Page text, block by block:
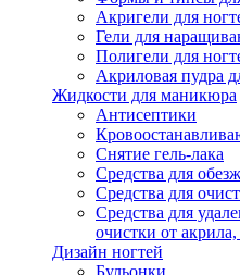
Акригели для
Гели для
Полигели для
Акриловая пудра
Жидкости для маникюра
Антисептики
Снятие гель-лака
Средства для
Средства для
Средства для
очистки от акрила,
Дизайн ногтей
Бульонки